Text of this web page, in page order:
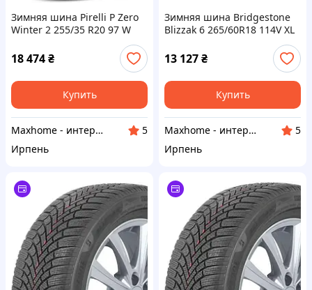
Зимняя шина Pirelli P Zero
Winter 2 255/35 R20 97 W
18 474₴
Купить
Maxhome - интернет магазин
5
Ирпень
Зимняя шина Bridgestone
Blizzak 6 265/60R18 114V XL
13 127₴
Купить
Maxhome - интернет магазин
5
Ирпень